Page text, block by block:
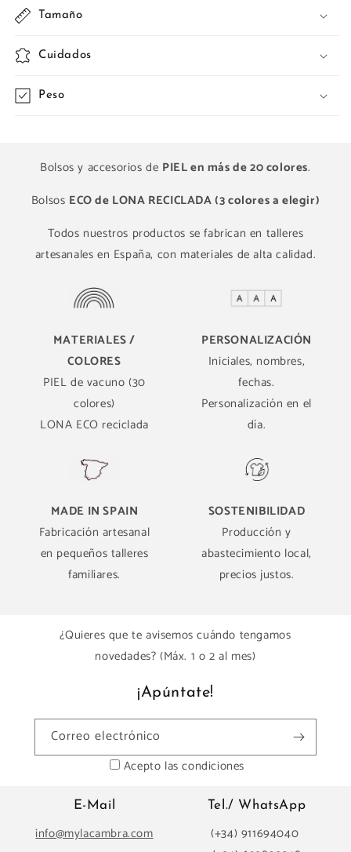
Tamaño
Cuidados
Peso
Bolsos y accesorios de PIEL en más de 20 colores.
Bolsos ECO de LONA RECICLADA (3 colores a elegir)
Todos nuestros productos se fabrican en talleres
artesanales en España, con materiales de alta calidad.
MATERIALES /
COLORES
PIEL de vacuno (30
colores)
LONA ECO reciclada
PERSONALIZACIÓN
Iniciales, nombres,
fechas.
Personalización en el
día.
MADE IN SPAIN
Fabricación artesanal
en pequeños talleres
familiares.
SOSTENIBILIDAD
Producción y
abastecimiento local,
precios justos.
¿Quieres que te avisemos cuándo tengamos
novedades? (Máx. 1 o 2 al mes)
¡Apúntate!
Correo electrónico
Acepto las condiciones
E-Mail
info@mylacambra.com
Tel./ WhatsApp
(+34) 911694040